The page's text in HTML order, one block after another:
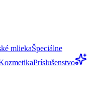
mliekaŠpeciálne
Príslušenstvo